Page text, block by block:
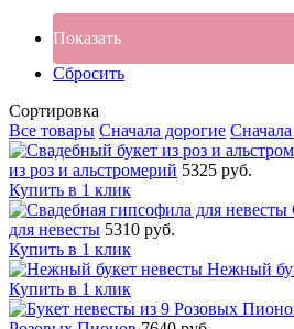
Показать
Сбросить
Сортировка
Все товары Сначала дорогие
из роз и альстромерий 5325 руб.
Купить в 1 клик
для невесты 5310 руб.
Купить в 1 клик
Нежный
Купить в 1 клик